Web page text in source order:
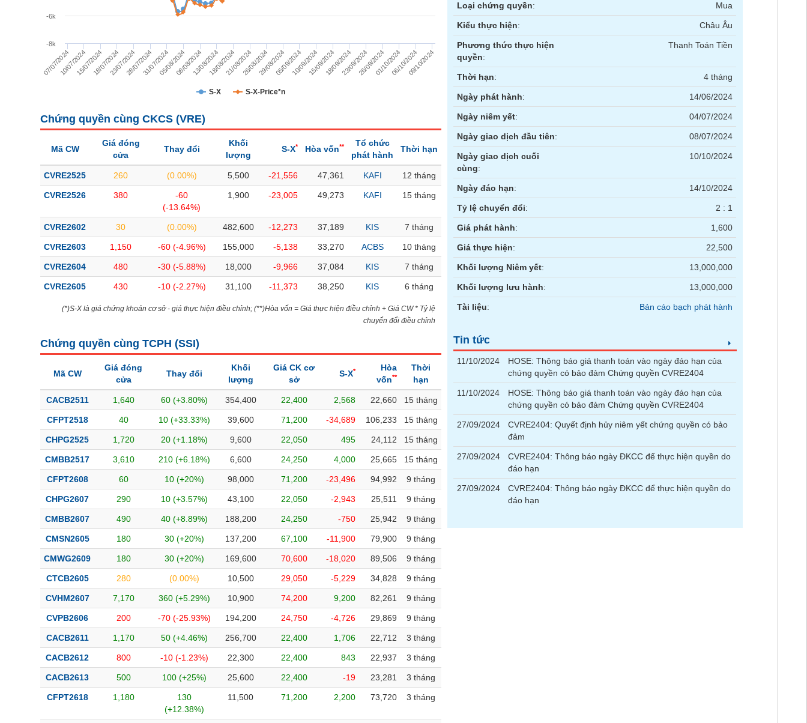
S-X S-X-Price*n
07/07/202410/07/202415/07/202418/07/202423/07/202428/07/202431/07/202405/08/202408/08/202413/08/202418/08/202421/08/202426/08/202429/08/202405/09/202410/09/202415/09/202418/09/202423/09/202426/09/202401/10/202406/10/202409/10/2024
-8k
-6k
Chứng quyền cùng CKCS (VRE)
Mã CW
Giá đóng
cửa
Thay đổi
Khối
lượng
S-X* Hòa vốn**
Tổ chức
phát hành
Thời hạn
CVRE2525 260 (0.00%) 5,500 -21,556 47,361 KAFI 12 tháng
CVRE2526 380
-60
(-13.64%)
1,900 -23,005 49,273 KAFI 15 tháng
CVRE2602 30 (0.00%) 482,600 -12,273 37,189 KIS 7 tháng
CVRE2603 1,150 -60 (-4.96%) 155,000 -5,138 33,270 ACBS 10 tháng
CVRE2604 480 -30 (-5.88%) 18,000 -9,966 37,084 KIS 7 tháng
CVRE2605 430 -10 (-2.27%) 31,100 -11,373 38,250 KIS 6 tháng
(*)S-X là giá chứng khoán cơ sở - giá thực hiện điều chỉnh; (**)Hòa vốn = Giá thực hiện điều chỉnh + Giá CW * Tỷ lệ
chuyển đổi điều chỉnh
Chứng quyền cùng TCPH (SSI)
Mã CW
Giá đóng
cửa
Thay đổi
Khối
lượng
Giá CK cơ
sở
S-X*
Hòa
vốn**
Thời
hạn
CACB2511 1,640 60 (+3.80%) 354,400 22,400 2,568 22,660 15 tháng
CFPT2518 40 10 (+33.33%) 39,600 71,200 -34,689 106,233 15 tháng
CHPG2525 1,720 20 (+1.18%) 9,600 22,050 495 24,112 15 tháng
CMBB2517 3,610 210 (+6.18%) 6,600 24,250 4,000 25,665 15 tháng
CFPT2608 60 10 (+20%) 98,000 71,200 -23,496 94,992 9 tháng
CHPG2607 290 10 (+3.57%) 43,100 22,050 -2,943 25,511 9 tháng
CMBB2607 490 40 (+8.89%) 188,200 24,250 -750 25,942 9 tháng
CMSN2605 180 30 (+20%) 137,200 67,100 -11,900 79,900 9 tháng
CMWG2609 180 30 (+20%) 169,600 70,600 -18,020 89,506 9 tháng
CTCB2605 280 (0.00%) 10,500 29,050 -5,229 34,828 9 tháng
CVHM2607 7,170 360 (+5.29%) 10,900 74,200 9,200 82,261 9 tháng
CVPB2606 200 -70 (-25.93%) 194,200 24,750 -4,726 29,869 9 tháng
CACB2611 1,170 50 (+4.46%) 256,700 22,400 1,706 22,712 3 tháng
CACB2612 800 -10 (-1.23%) 22,300 22,400 843 22,937 3 tháng
CACB2613 500 100 (+25%) 25,600 22,400 -19 23,281 3 tháng
CFPT2618 1,180
130
(+12.38%)
11,500 71,200 2,200 73,720 3 tháng
Loại chứng quyền: Mua
Kiểu thực hiện: Châu Âu
Phương thức thực hiện
quyền:
Thanh Toán Tiền
Thời hạn: 4 tháng
Ngày phát hành: 14/06/2024
Ngày niêm yết: 04/07/2024
Ngày giao dịch đầu tiên: 08/07/2024
Ngày giao dịch cuối
cùng:
10/10/2024
Ngày đáo hạn: 14/10/2024
Tỷ lệ chuyển đổi: 2 : 1
Giá phát hành: 1,600
Giá thực hiện: 22,500
Khối lượng Niêm yết: 13,000,000
Khối lượng lưu hành: 13,000,000
Tài liệu: Bản cáo bạch phát hành
Tin tức
11/10/2024
HOSE: Thông báo giá thanh toán vào ngày đáo hạn của
chứng quyền có bảo đảm Chứng quyền CVRE2404
11/10/2024
HOSE: Thông báo giá thanh toán vào ngày đáo hạn của
chứng quyền có bảo đảm Chứng quyền CVRE2404
27/09/2024
CVRE2404: Quyết định hủy niêm yết chứng quyền có bảo
đảm
27/09/2024
CVRE2404: Thông báo ngày ĐKCC để thực hiện quyền do
đáo hạn
27/09/2024
CVRE2404: Thông báo ngày ĐKCC để thực hiện quyền do
đáo hạn
CHĂM SÓC SỨC KHỎE
CÔNG NGHỆ THÔNG TIN
BẤT ĐỘNG SẢN
Mã chứng khoán(-)
Cổ phiếu Chỉ số Chứng chỉ quỹ Chứng quyền Hợp đồng tương lai Trái phiếu
Lãnh đạo(-)
Người nội bộ Người liên quan Cổ đông lớn
Tin tức(-)
Bài viết của tác giả(-)
Báo cáo phân tích(-)
Thuật ngữ(-)
Dịch vụ(-)
Đào tạo
Công cụ đầu tư
Truyền thông tài chính
Dữ liệu tài chính